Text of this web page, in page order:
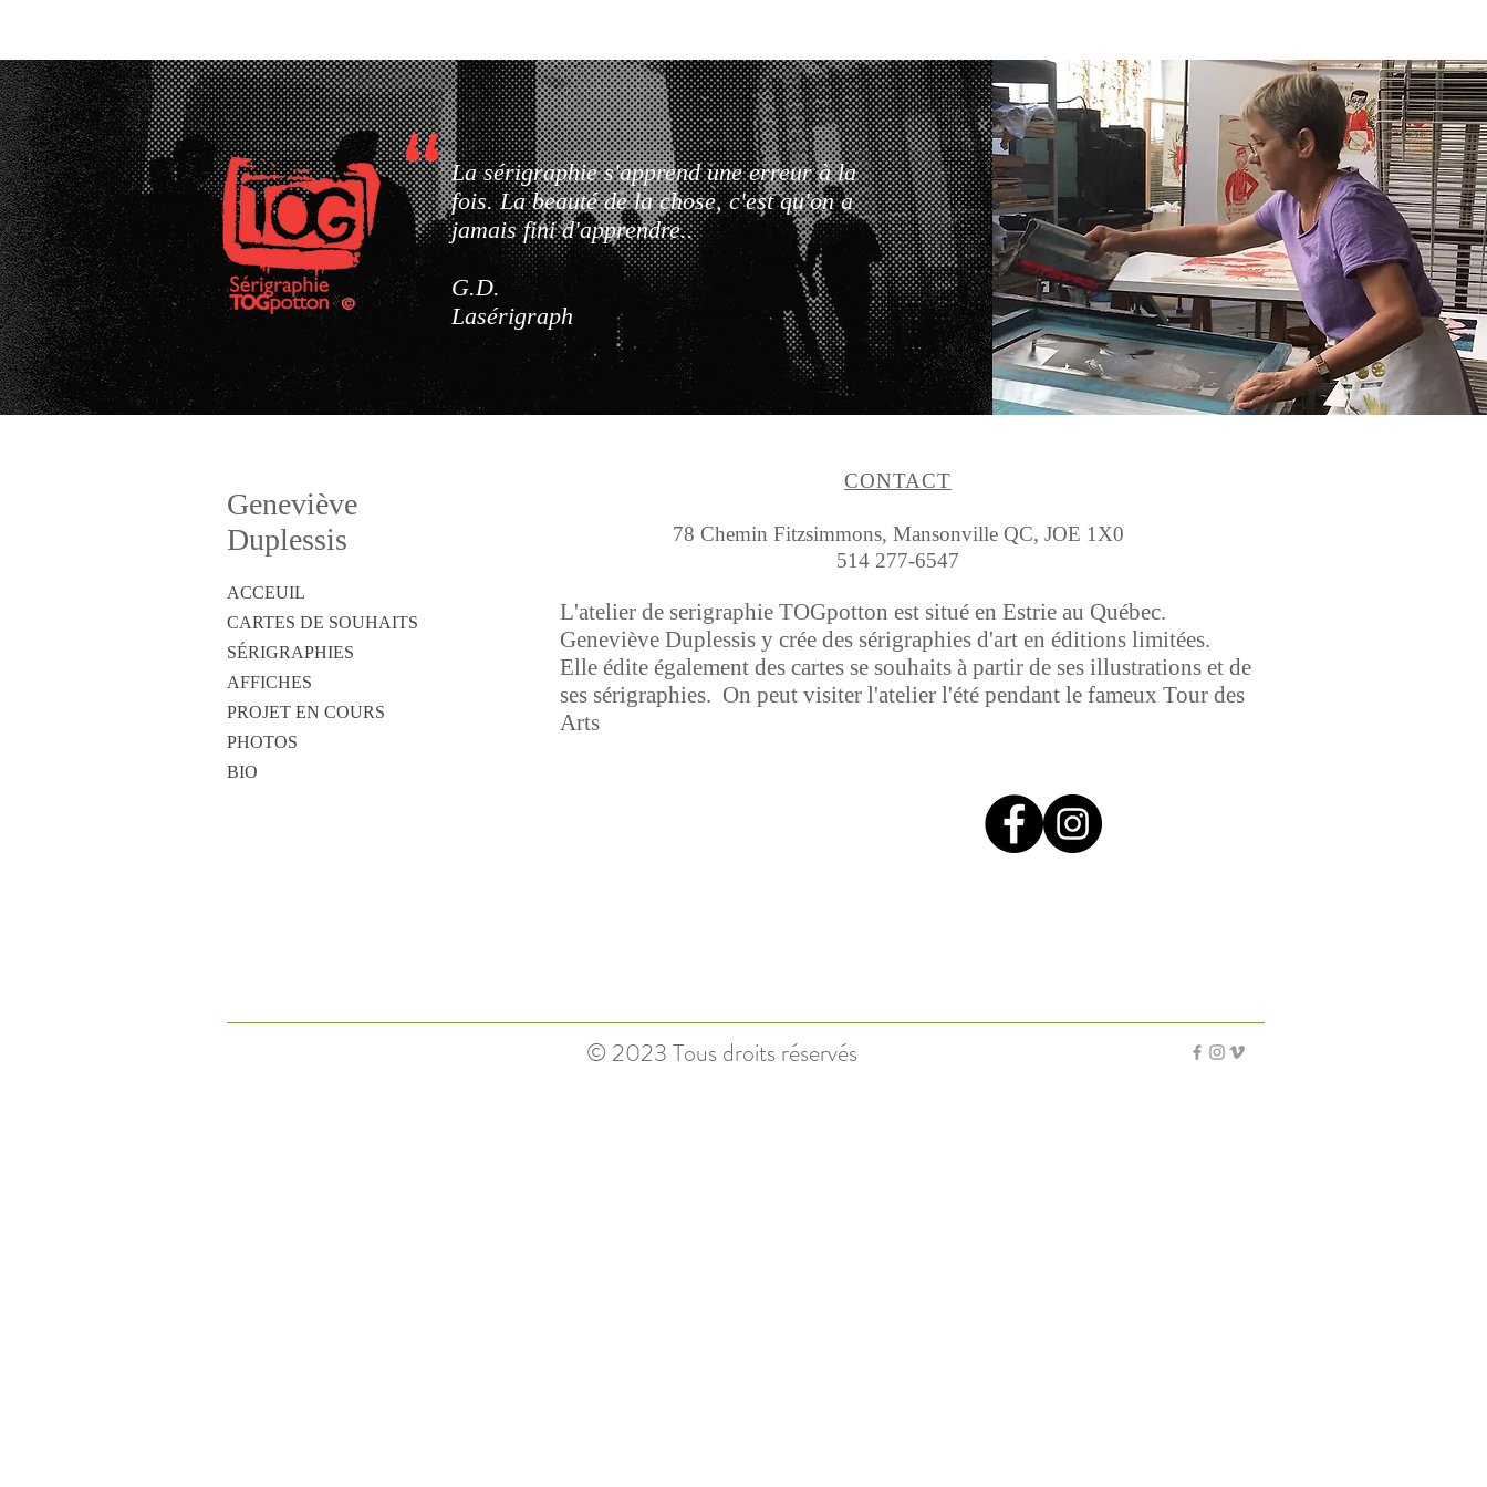
La sérigraphie s'apprend une erreur à la
fois. La beauté de la chose, c'est qu'on a
jamais fini d'apprendre..
G.D.
Lasérigraph
Geneviève
Duplessis
ACCEUIL
CARTES DE SOUHAITS
SÉRIGRAPHIES
AFFICHES
PROJET EN COURS
PHOTOS
BIO
CONTACT
78 Chemin Fitzsimmons, Mansonville QC, JOE 1X0
514 277-6547
L'atelier de serigraphie TOGpotton est situé en Estrie au Québec.
Geneviève Duplessis y crée des sérigraphies d'art en éditions limitées.
Elle édite également des cartes se souhaits à partir de ses illustrations et de
ses sérigraphies. On peut visiter l'atelier l'été pendant le fameux Tour des
Arts
© 2023 Tous droits réservés